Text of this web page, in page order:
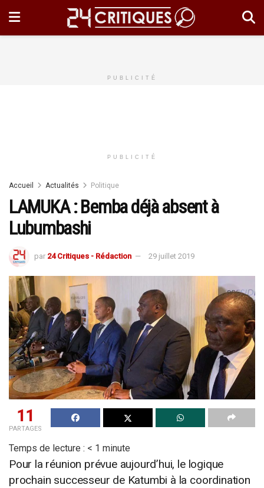
PUBLICITÉ
PUBLICITÉ
Accueil Actualités Politique
LAMUKA : Bemba déjà absent à
Lubumbashi
par 24 Critiques - Rédaction 29 juillet 2019
11
PARTAGES
Temps de lecture : < 1 minute
Pour la réunion prévue aujourd’hui, le logique
prochain successeur de Katumbi à la coordination